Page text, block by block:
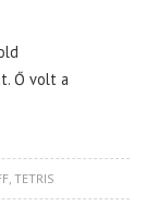
Ő volt a
,TETRIS